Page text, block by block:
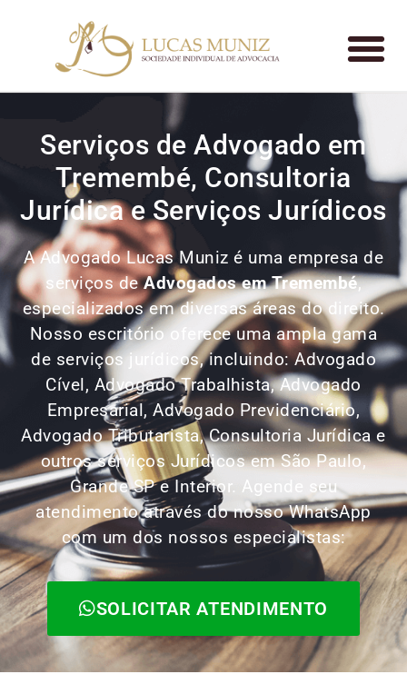
Serviços de Advogado em
Tremembé, Consultoria
Jurídica e Serviços Jurídicos
A Advogado Lucas Muniz é uma empresa de
serviços deAdvogadosem Tremembé,
especializados em diversas áreas do direito.
Nosso escritório oferece uma ampla gama
de serviços jurídicos, incluindo: Advogado
Cível, Advogado Trabalhista, Advogado
Empresarial, Advogado Previdenciário,
Advogado Tributarista, Consultoria Jurídica e
outros serviços Jurídicos em São Paulo,
Grande SP e Interior. Agende seu
atendimento através do nosso WhatsApp
com um dos nossos especialistas:
SOLICITAR ATENDIMENTO